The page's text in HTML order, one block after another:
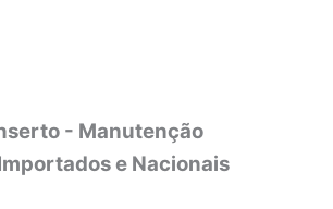
- Manutenção
e Nacionais